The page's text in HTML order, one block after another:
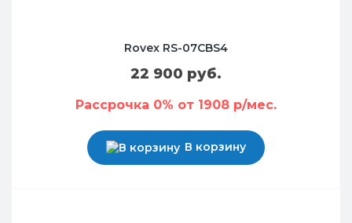
Rovex RS-07CBS4
22 900 руб.
Рассрочка 0% от 1908 р/мес.
В корзину